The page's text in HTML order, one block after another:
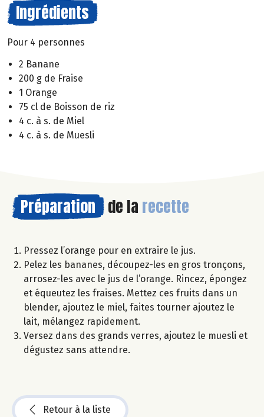
Ingrédients
Pour 4 personnes
2 Banane
200 g de Fraise
1 Orange
75 cl de Boisson de riz
4 c. à s. de Miel
4 c. à s. de Muesli
Préparation de la recette
Pressez l’orange pour en extraire le jus.
Pelez les bananes, découpez-les en gros tronçons,
arrosez-les avec le jus de l’orange. Rincez, épongez
et équeutez les fraises. Mettez ces fruits dans un
blender, ajoutez le miel, faites tourner ajoutez le
lait, mélangez rapidement.
Versez dans des grands verres, ajoutez le muesli et
dégustez sans attendre.
Retour à la liste